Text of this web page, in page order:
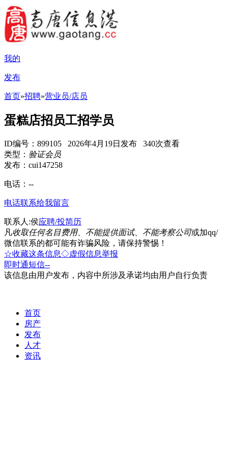
我的
发布
首页»招聘»营业员/店员
蛋糕店招员工招学员
ID编号：899105 2026年4月19日发布 340次查看
类型： 验证会员
发布：cui147258
电话： --
电话联系给我留言
联系人:侯应聘/投简历
凡收取任何名目费用、不能提供面试、不能考察公司或加qq/
微信联系的都可能有诈骗风险，请保持警惕！
☆收藏这条信息◇虚假信息举报
即时通短信--
该信息由用户发布，内容中所涉及承诺均由用户自行负责
首页
房产
发布
人才
资讯